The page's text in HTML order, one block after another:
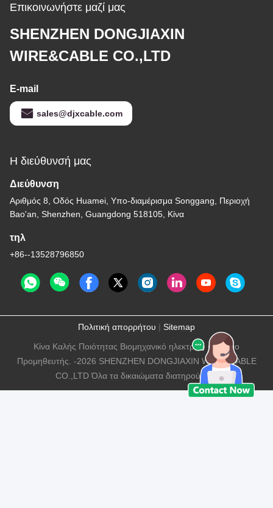
Επικοινωνήστε μαζί μας
SHENZHEN DONGJIAXIN
WIRE&CABLE CO.,LTD
E-mail
sales@djxcable.com
Η διεύθυνσή μας
Διεύθυνση
Αριθμός 8, Οδός Huamei, Υπο-διαμέρισμα Songgang, Περιοχή
Bao'an, Shenzhen, Guangdong 518105, Κίνα
τηλ
+86--13528796850
Πολιτική απορρήτου | Sitemap
Κίνα Καλής Ποιότητας Βιομηχανικό ηλεκτρικό καλώδιο
Προμηθευτής. -2026 SHENZHEN DONGJIAXIN WIRE&CABLE
CO.,LTD Όλα τα δικαιώματα διατηρούνται.